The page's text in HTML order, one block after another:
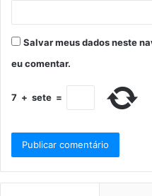
Salvar meus dados neste
eu comentar.
7 + sete =